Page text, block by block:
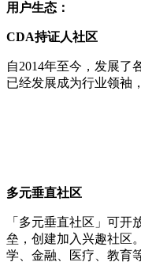
用户生态：
CDA持证人社区
自2014年至今，发展了
已经发展成为行业领袖
多元垂直社区
「多元垂直社区」可
垒，创建加入兴趣社区
学、金融、医疗、教育